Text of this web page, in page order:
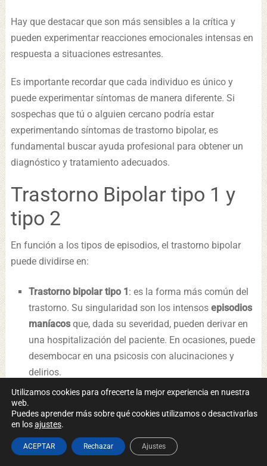
Hay que destacar que son más sensibles a la crítica y
pueden experimentar reacciones emocionales intensas en
respuesta a situaciones estresantes.
Es importante recordar que cada individuo es único y
puede experimentar síntomas de manera diferente. Si
sospechas que tú o alguien cercano podría estar
experimentando síntomas de trastorno bipolar, es
fundamental buscar ayuda profesional para obtener un
diagnóstico y tratamiento adecuados.
Trastorno Bipolar tipo 1 y
tipo 2
En función a los tipos de episodios, el trastorno bipolar
puede dividirse en:
Trastorno bipolar tipo 1: es la forma más común del
trastorno. Su singularidad son los intensosepisodios
maníacosque, dada su severidad, pueden derivar en
una hospitalización del paciente. En ocasiones, puede
desembocar en una psicosis con alucinaciones y
delirios.
Luego de un tiempo, estas etapas son seguidas por
episodios depresivos
Trastorno bipolar tipo 2: se caracteriza por episodios
hipomaníacos, que no llegan a ser tan graves como
los maníacos como para requerir hospitalización. Al
Utilizamos cookies para ofrecerte la mejor experiencia en nuestra
web.
Puedes aprender más sobre qué cookies utilizamos o desactivarlas
en losajustes.
ACEPTAR Rechazar Ajustes